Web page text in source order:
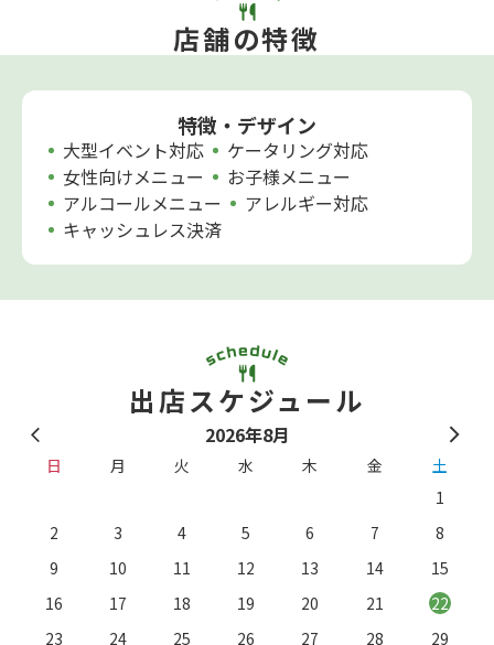
店舗の特徴
特徴・デザイン
大型イベント対応
ケータリング対応
女性向けメニュー
お子様メニュー
アルコールメニュー
アレルギー対応
キャッシュレス決済
出店スケジュール
2026年8月
日 月 火 水 木 金
土
1
2
3 4 5 6 7
8
9
10 11 12 13 14
15
16
17 18 19 20 21
22
23
24 25 26 27 28
29